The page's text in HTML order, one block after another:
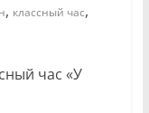
, классный час,
час «У